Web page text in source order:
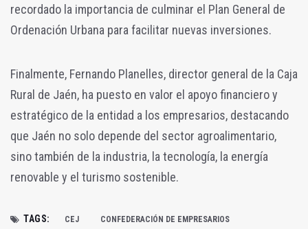
recordado la importancia de culminar el Plan General de
Ordenación Urbana para facilitar nuevas inversiones.
Finalmente, Fernando Planelles, director general de la Caja
Rural de Jaén, ha puesto en valor el apoyo financiero y
estratégico de la entidad a los empresarios, destacando
que Jaén no solo depende del sector agroalimentario,
sino también de la industria, la tecnología, la energía
renovable y el turismo sostenible.
TAGS: CEJ CONFEDERACIÓN DE EMPRESARIOS